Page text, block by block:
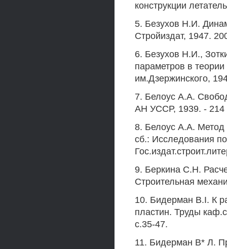
конструкции
5. Безухов Н.И.
Стройиздат, 1947.
6. Безухов Н.И.,
параметров в
им.Дзержинского,
7. Белоус А.А.
АН УССР, 1939. - 214
8. Белоус А.А. Метод
сб.: Исследования
9. Беркина С.Н.
Строительная
10. Бидерман B.I. К
пластин. Труды
с.35-47.
11. Бидерман В* Л.